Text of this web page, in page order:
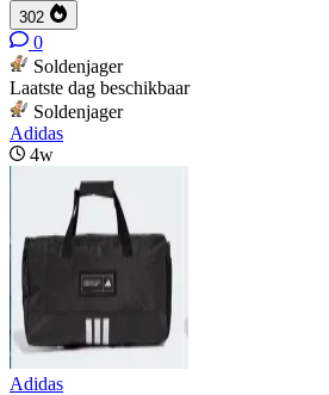
302
0
Soldenjager
Laatste dag beschikbaar
Soldenjager
Adidas
4w
Adidas